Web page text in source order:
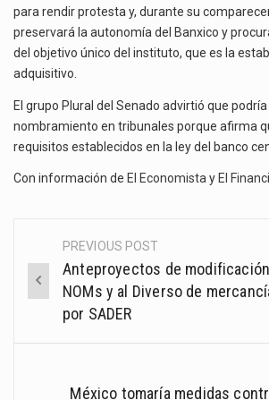
para rendir protesta y, durante su
preservará la autonomía del Banxico y
del objetivo único del instituto, que es la
adquisitivo.
El grupo Plural del Senado advirtió que
nombramiento en tribunales porque afirma
requisitos establecidos en la ley del banco
Con información de El Economistay El
Post
navigation
PREVIOUS POST
Anteproyectos de
NOMs y al Diverso de
por SADER
México tomaría medidas